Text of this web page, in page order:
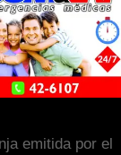
emitida por el